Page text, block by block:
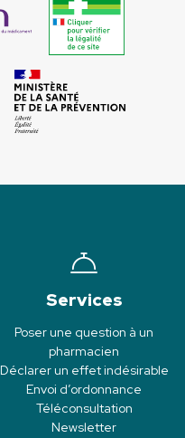
Services
Poser une question à un
pharmacien
Déclarer un effet indésirable
Envoi d’ordonnance
Téléconsultation
Newsletter